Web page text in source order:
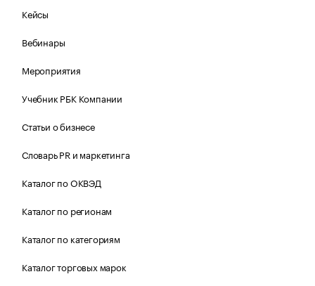
Кейсы
Вебинары
Мероприятия
Учебник РБК Компании
Статьи о бизнесе
Словарь PR и маркетинга
Каталог по ОКВЭД
Каталог по регионам
Каталог по категориям
Каталог торговых марок